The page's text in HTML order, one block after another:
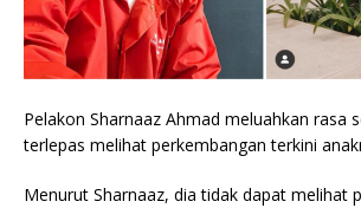
Pelakon Sharnaaz Ahmad meluahkan rasa
terlepas melihat perkembangan terkini
Menurut Sharnaaz, dia tidak dapat melihat